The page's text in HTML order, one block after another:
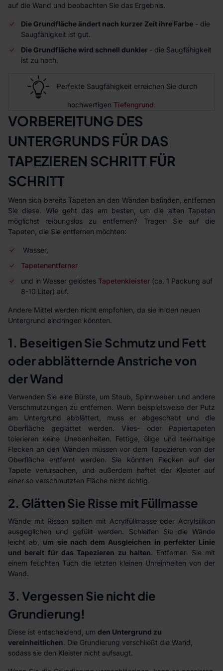
auf die Wand und beobachten Sie das Ergebnis.
Die Grundfläche ändert nach kurzer Zeit ihre Farbe - die
Saugfähigkeit ist gut.
Die Grundfläche wird schnell dunkler - die Saugfähigkeit
ist zu hoch.
Perfekte Saugfähigkeit erreichen Sie durch
hochwertigen Tiefengrund.
VORBEREITUNG DES
UNTERGRUNDS FÜR DAS
TAPEZIEREN SCHRITT FÜR
SCHRITT
Wenn sich bereits Tapeten an den Wänden befinden, entfernen
Sie diese. Wie geht das am besten, um die alten Tapeten
möglichst reibungslos zu entfernen? Tragen Sie auf die
Tapeten, die Sie entfernen möchten:
Wasser,
Tapetenentferner
und in Wasser gelöstes Tapetenkleister (ca. 1 Packung auf
8-10 Liter) auf.
Andere Mittel werden nicht empfohlen, da sie in den neuen
Untergrund eindringen könnten.
1. Beseitigen Sie Schmutz und Fett
oder abblätternde Anstriche von
der Wand
Verwenden Sie eine Bürste, um Staub, Spinnweben und andere
Verschmutzungen zu entfernen. Wenn beispielsweise der Putz
am Untergrund abblättert, muss er abgeschabt und die
Oberfläche geglättet werden. Vlies- oder Papiertapeten
tolerieren keine Unebenheiten. Fettige, ölige und teerhaltige
Flecken an den Wänden müssen vor dem Tapezieren von der
Oberfläche entfernt werden. Sie könnten Flecken auf der
Tapete verursachen, und außerdem haftet der Kleister auf
einer so verschmutzten Fläche nicht richtig.
2. Glätten Sie Risse mit Füllmasse
Wände mit Rissen sollten mit Acrylfüllmasse oder Acrylsilikon
ausgeglichen und gefüllt werden. Schleifen Sie die Wände
leicht ab, um sie nach dem Ausgleichen in perfekter Linie
und bereit für das Tapezieren zu halten. Entfernen Sie mit
einem feuchten Tuch die letzten kleinen Unreinheiten von der
Wand.
3. Vergessen Sie nicht die
Grundierung!
Diese ist entscheidend, um den Untergrund zu
vereinheitlichen. Die Grundierung verschließt die Wand,
sodass sie den Kleister nicht aufsaugt.